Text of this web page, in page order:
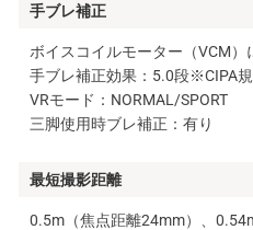
手ブレ補正
ボイスコイルモーター（VCM
手ブレ補正効果：5.0段※CIPA
VRモード：NORMAL/SPORT
三脚使用時ブレ補正：有り
最短撮影距離
0.5m（焦点距離24mm）、